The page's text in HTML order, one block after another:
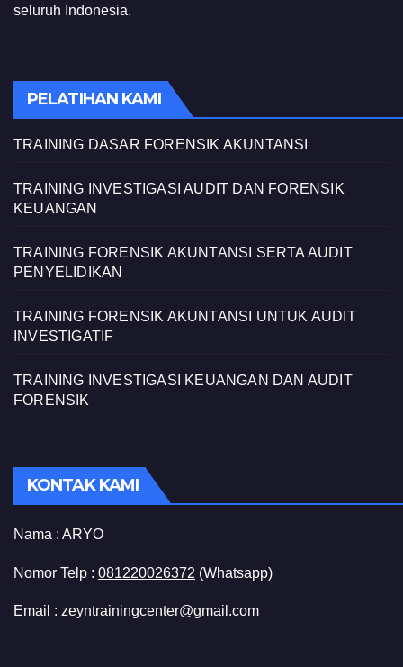
seluruh Indonesia.
PELATIHAN KAMI
TRAINING DASAR FORENSIK AKUNTANSI
TRAINING INVESTIGASI AUDIT DAN FORENSIK
KEUANGAN
TRAINING FORENSIK AKUNTANSI SERTA AUDIT
PENYELIDIKAN
TRAINING FORENSIK AKUNTANSI UNTUK AUDIT
INVESTIGATIF
TRAINING INVESTIGASI KEUANGAN DAN AUDIT
FORENSIK
KONTAK KAMI
Nama : ARYO
Nomor Telp : 081220026372 (Whatsapp)
Email : zeyntrainingcenter@gmail.com